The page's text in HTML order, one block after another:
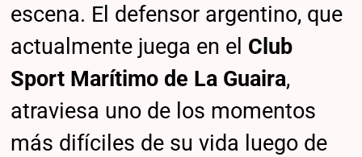
escena. El defensor argentino, que
actualmente juega en el Club
Sport Marítimo de La Guaira,
atraviesa uno de los momentos
más difíciles de su vida luego de